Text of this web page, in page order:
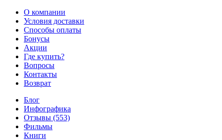
О компании
Условия доставки
Способы оплаты
Бонусы
Акции
Где купить?
Вопросы
Контакты
Возврат
Блог
Инфографика
Отзывы (553)
Фильмы
Книги